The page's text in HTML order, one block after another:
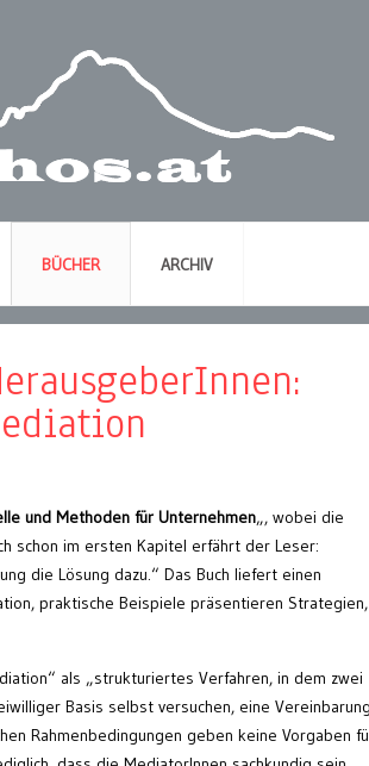
BÜCHER ARCHIV
und Methoden für Unternehmen„, wobei die
schon im ersten Kapitel erfährt der Leser:
die Lösung dazu.“ Das Buch liefert einen
praktische Beispiele präsentieren Strategien,
als „strukturiertes Verfahren, in dem zwei
Basis selbst versuchen, eine Vereinbarung
Rahmenbedingungen geben keine Vorgaben